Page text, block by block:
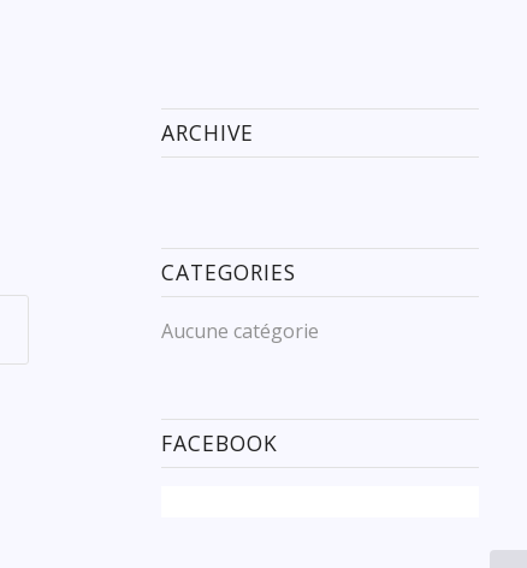
ARCHIVE
CATEGORIES
Aucune catégorie
FACEBOOK